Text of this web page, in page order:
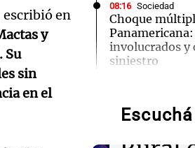
escribió en
y
Su
sin
en el
08:16 Sociedad
Choque
involucrados y
siniestro
Violenta
golpearon a
Audio.
Audio.